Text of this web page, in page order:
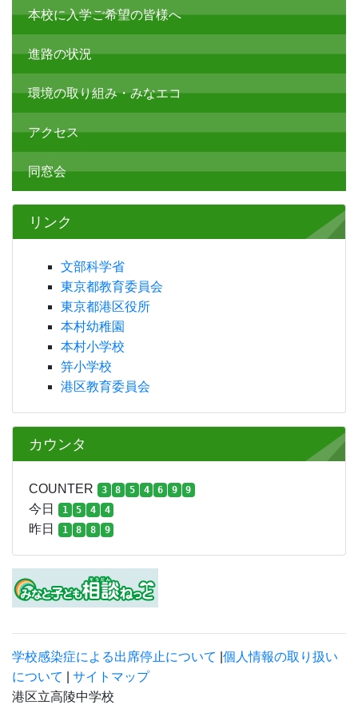
本校に入学ご希望の皆様へ
進路の状況
環境の取り組み・みなエコ
アクセス
同窓会
リンク
文部科学省
東京都教育委員会
東京都港区役所
本村幼稚園
本村小学校
笄小学校
港区教育委員会
カウンタ
COUNTER 3 8 5 4 6 9 9
今日 1 5 4 4
昨日 1 8 8 9
学校感染症による出席停止について 個人情報の取り扱い
について
サイトマップ
港区立高陵中学校